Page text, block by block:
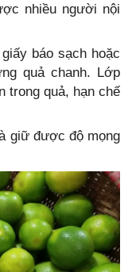
nhiều người nội
báo sạch hoặc
quả chanh. Lớp
trong quả, hạn chế
giữ được độ mọng